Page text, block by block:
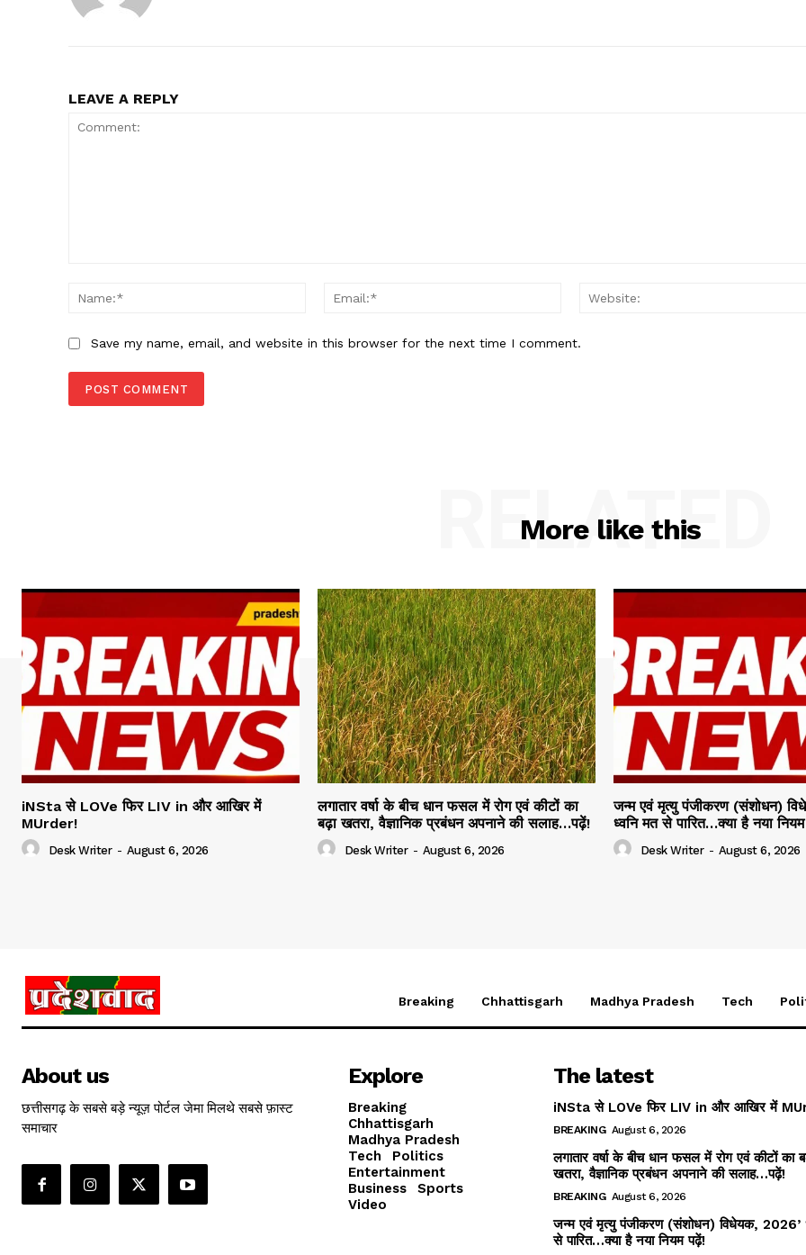
LEAVE A REPLY
Name:*
Email:*
Save my name, email, and website in this browser for the next time I comment.
More like this
RELATED
iNSta से LOVe फिर LIV in और आखिर में
MUrder!
Desk Writer - August 6, 2026
लगातार वर्षा के बीच धान फसल में रोग एवं कीटों का
बढ़ा खतरा, वैज्ञानिक प्रबंधन अपनाने की सलाह…पढ़ें!
Desk Writer - August 6, 2026
जन्म एवं मृत्यु पंजीकरण (संशोधन)
ध्वनि मत से पारित…क्या है नया
Desk Writer - August 6, 2026
Breaking Chhattisgarh Madhya Pradesh Tech
About us
छत्तीसगढ़ के सबसे बड़े न्यूज़ पोर्टल जेमा मिलथे सबसे फ़ास्ट
समाचार
Explore
Breaking
Chhattisgarh
Madhya Pradesh
Tech
Politics
Entertainment
Business
Sports
Video
The latest
iNSta से LOVe फिर LIV in और आखिर में
BREAKING August 6, 2026
लगातार वर्षा के बीच धान फसल में रोग एवं कीटों का
खतरा, वैज्ञानिक प्रबंधन अपनाने की सलाह…पढ़ें!
BREAKING August 6, 2026
जन्म एवं मृत्यु पंजीकरण (संशोधन) विधेयक, 2026’
से पारित…क्या है नया नियम पढ़ें!